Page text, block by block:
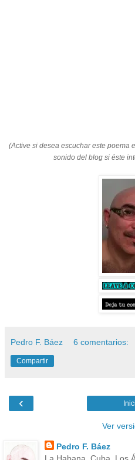
(Active si desea escuchar este poema
sonido del blog si éste
Pedro F. Báez 6 comentarios:
Compartir
‹
Ver
Pedro F. Báez
La Habana, Cuba, Los